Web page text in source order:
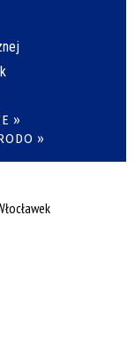
»
»